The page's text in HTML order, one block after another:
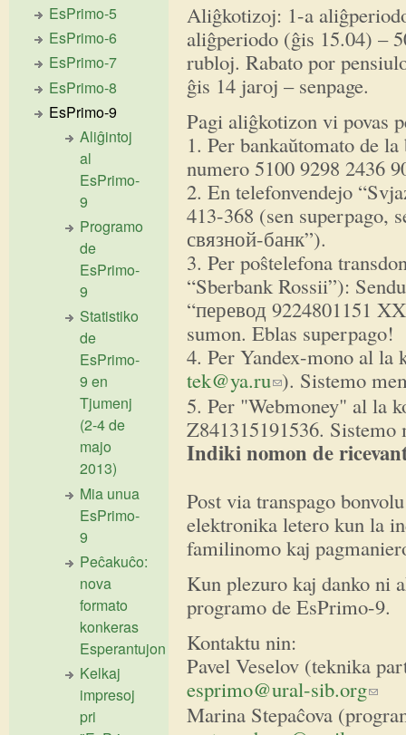
Aliĝkotizoj: 1-a
aliĝperiodo (ĝis 15.04) –
rubloj. Rabato por
ĝis 14 jaroj – senpage.
Pagi aliĝkotizon vi povas
1. Per bankaŭtomato de
numero 5100 9298 2436
2. En telefonvendejo
413-368 (sen superpago,
связной-банк”).
3. Per poŝtelefona
“Sberbank Rossii”):
“перевод 9224801151
sumon. Eblas superpago!
4. Per Yandex-mono al la
tek@ya.ru(ссылка для
). Sistemo
5. Per "Webmoney" al la
Z841315191536.
Indiki nomon de
Post via transpago
elektronika letero kun la
familinomo kaj
Kun plezuro kaj danko ni
programo de EsPrimo-9.
Kontaktu nin:
Pavel Veselov (teknika
esprimo@ural-sib.org
Marina Stepaĉova
EsPrimo-5
EsPrimo-6
EsPrimo-7
EsPrimo-8
EsPrimo-9
Aliĝintoj
al
EsPrimo-
9
Programo
de
EsPrimo-
9
Statistiko
de
EsPrimo-
9 en
Tjumenj
(2-4 de
majo
2013)
Mia unua
EsPrimo-
9
Peĉakuĉo:
nova
formato
konkeras
Esperantujon
Kelkaj
impresoj
pri